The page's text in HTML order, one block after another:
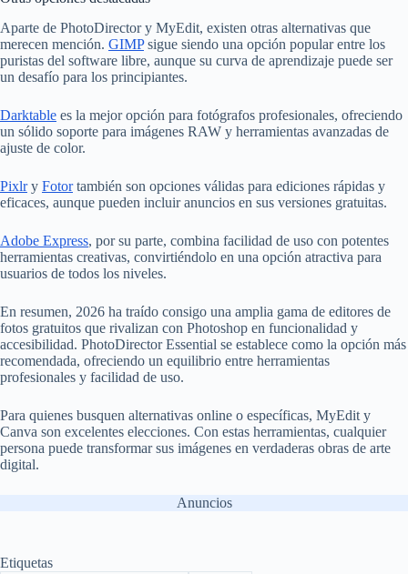
Aparte de PhotoDirector y MyEdit, existen otras alternativas que
merecen mención. GIMPsigue siendo una opción popular entre los
puristas del software libre, aunque su curva de aprendizaje puede ser
un desafío para los principiantes.
Darktable es la mejor opción para fotógrafos profesionales, ofreciendo
un sólido soporte para imágenes RAW y herramientas avanzadas de
ajuste de color.
Pixlry Fotortambién son opciones válidas para ediciones rápidas y
eficaces, aunque pueden incluir anuncios en sus versiones gratuitas.
Adobe Express, por su parte, combina facilidad de uso con potentes
herramientas creativas, convirtiéndolo en una opción atractiva para
usuarios de todos los niveles.
En resumen, 2026 ha traído consigo una amplia gama de editores de
fotos gratuitos que rivalizan con Photoshop en funcionalidad y
accesibilidad. PhotoDirector Essential se establece como la opción más
recomendada, ofreciendo un equilibrio entre herramientas
profesionales y facilidad de uso.
Para quienes busquen alternativas online o específicas, MyEdit y
Canva son excelentes elecciones. Con estas herramientas, cualquier
persona puede transformar sus imágenes en verdaderas obras de arte
digital.
Anuncios
Etiquetas